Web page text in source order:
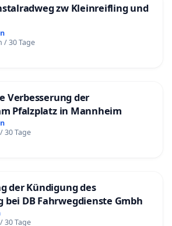
zw Kleinreifling und
/ 30 Tage
Verbesserung der
Pfalzplatz in Mannheim
30 Tage
der Kündigung des
bei DB Fahrwegdienste Gmbh
30 Tage